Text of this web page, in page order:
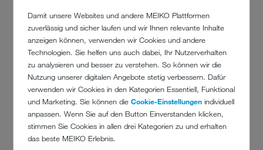
Damit unsere Websites und andere MEIKO Plattformen
zuverlässig und sicher laufen und wir Ihnen relevante Inhalte
anzeigen können, verwenden wir Cookies und andere
Technologien. Sie helfen uns auch dabei, Ihr Nutzerverhalten
zu analysieren und besser zu verstehen. So können wir die
Nutzung unserer digitalen Angebote stetig verbessern. Dafür
verwenden wir Cookies in den Kategorien Essentiell, Funktional
und Marketing. Sie können dieCookie-Einstellungen individuell
anpassen. Wenn Sie auf den Button Einverstanden klicken,
stimmen Sie Cookies in allen drei Kategorien zu und erhalten
das beste MEIKO Erlebnis.
VORSTELLUNGSGESPRÄCH BEI MEIKO
Im persönlichen Gespräch prüfen wir deine
Erfahrung und Motivation für eine Ausbildung
bzw. Ein duales Studium. Ebenso beantworten